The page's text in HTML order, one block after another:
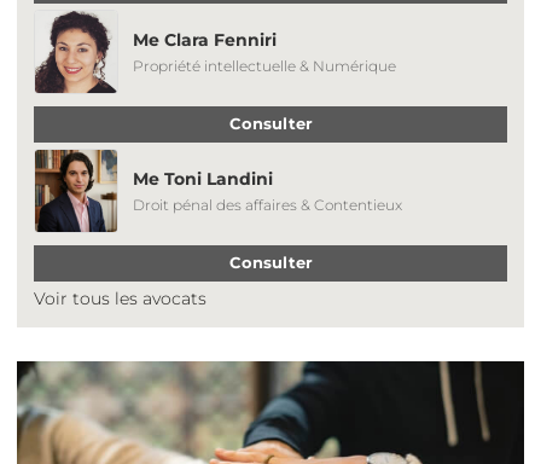
Me Clara Fenniri
Propriété intellectuelle & Numérique
Consulter
Me Toni Landini
Droit pénal des affaires & Contentieux
Consulter
Voir tous les avocats